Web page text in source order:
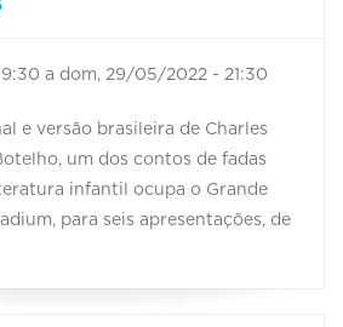
a dom, 29/05/2022 - 21:30
e versão brasileira de Charles
um dos contos de fadas
infantil ocupa o Grande
para seis apresentações, de